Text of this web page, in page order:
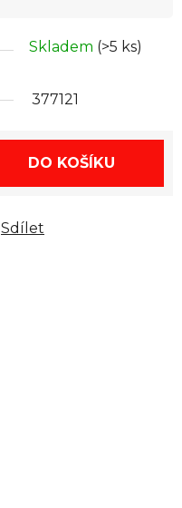
Skladem (>5 ks)
377121
DO KOŠÍKU
Sdílet